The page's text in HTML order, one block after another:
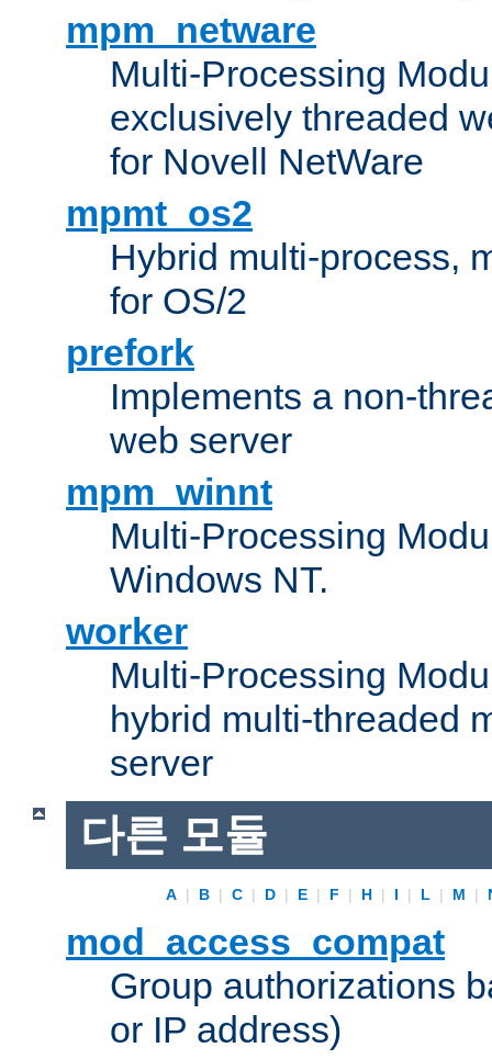
mpm_netware
Multi-Processing
exclusively threaded
for Novell NetWare
mpmt_os2
Hybrid multi-process,
for OS/2
prefork
Implements a non-
web server
mpm_winnt
Multi-Processing
Windows NT.
worker
Multi-Processing
hybrid multi-threaded
server
다른 모듈
A | B | C | D | E | F | H | I | L | M |
mod_access_compat
Group authorizations
or IP address)